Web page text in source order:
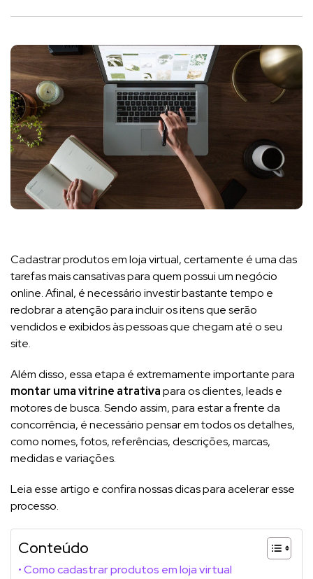
Cadastrar produtos em loja virtual, certamente é uma das
tarefas mais cansativas para quem possui um negócio
online. Afinal, é necessário investir bastante tempo e
redobrar a atenção para incluir os itens que serão
vendidos e exibidos às pessoas que chegam até o seu
site.
Além disso, essa etapa é extremamente importante para
montar uma vitrine atrativapara os clientes, leads e
motores de busca. Sendo assim, para estar a frente da
concorrência, é necessário pensar em todos os detalhes,
como nomes, fotos, referências, descrições, marcas,
medidas e variações.
Leia esse artigo e confira nossas dicas para acelerar esse
processo.
Conteúdo
Como cadastrar produtos em loja virtual